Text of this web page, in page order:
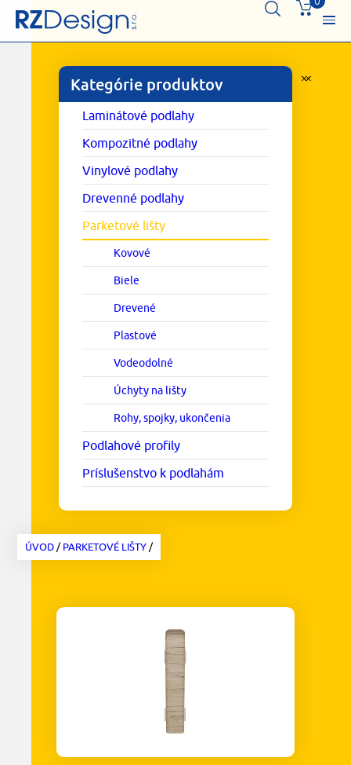
Kategórie produktov
Laminátové podlahy
Kompozitné podlahy
Vinylové podlahy
Drevenné podlahy
Parketové lišty
Kovové
Biele
Drevené
Plastové
Vodeodolné
Úchyty na lišty
Rohy, spojky, ukončenia
Podlahové profily
Príslušenstvo k podlahám
ÚVOD/PARKETOVÉ LIŠTY/